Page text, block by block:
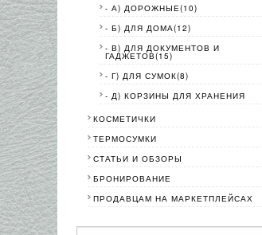
- А) ДОРОЖНЫЕ(10)
- Б) ДЛЯ ДОМА(12)
- В) ДЛЯ ДОКУМЕНТОВ И
ГАДЖЕТОВ(15)
- Г) ДЛЯ СУМОК(8)
- Д) КОРЗИНЫ ДЛЯ ХРАНЕНИЯ
КОСМЕТИЧКИ
ТЕРМОСУМКИ
СТАТЬИ И ОБЗОРЫ
БРОНИРОВАНИЕ
ПРОДАВЦАМ НА МАРКЕТПЛЕЙСАХ